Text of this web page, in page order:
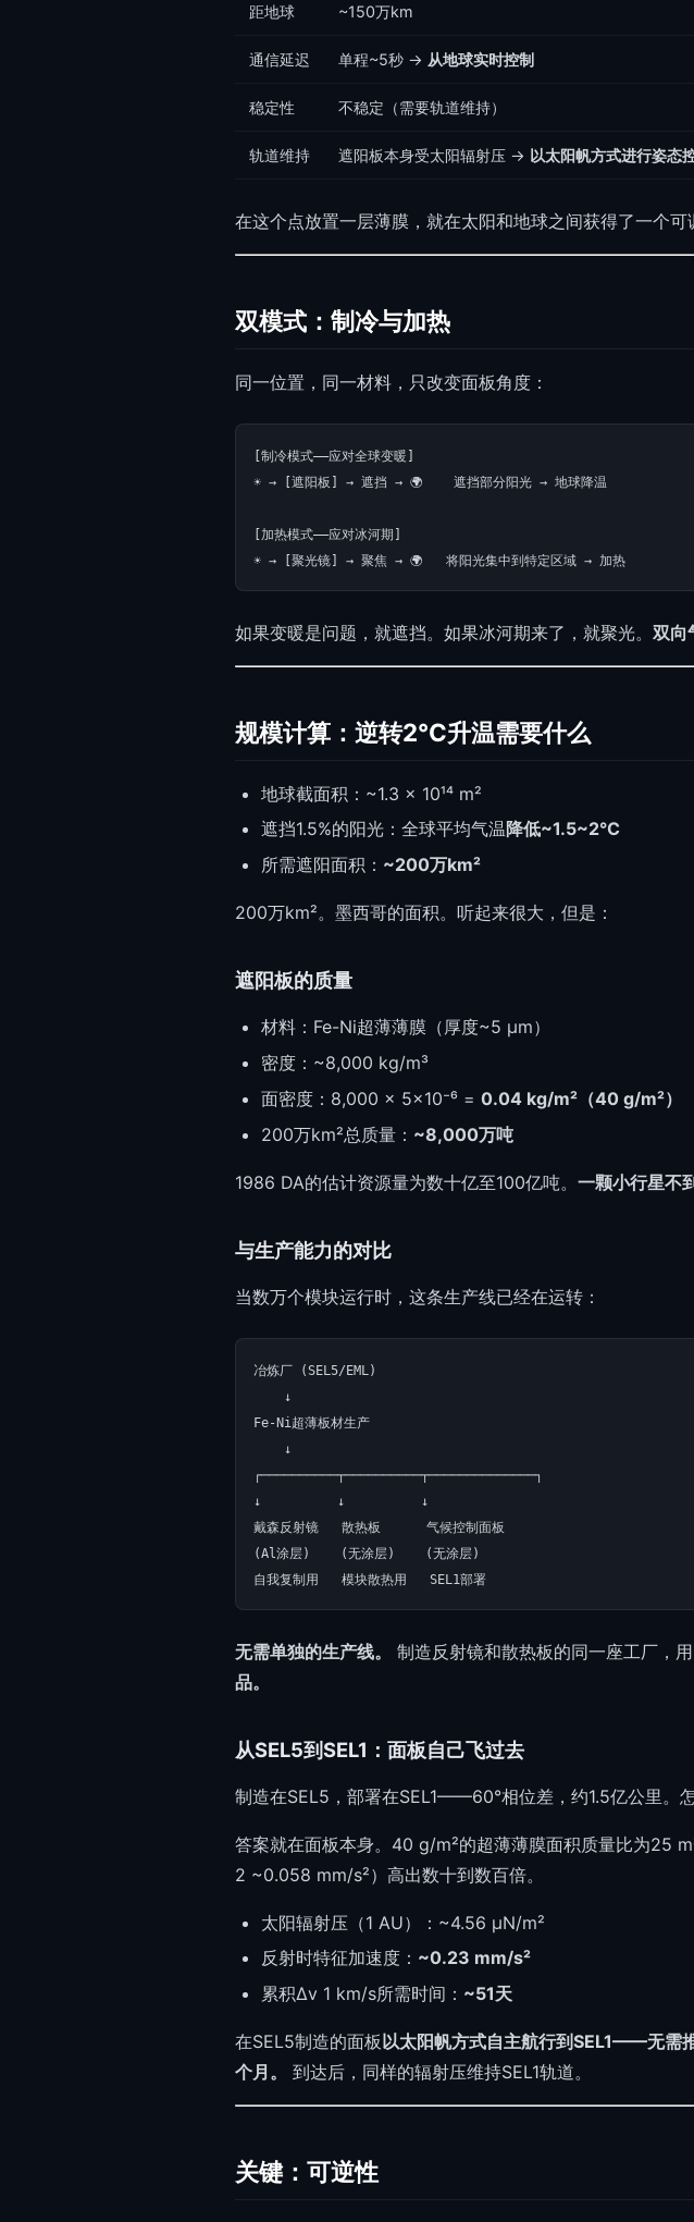
距地球 ~150万km
通信延迟 单程~5秒 → 从地球实时控制
稳定性 不稳定（需要轨道维持）
轨道维持 遮阳板本身受太阳辐射压 → 以太阳帆方式进行姿态
在这个点放置一层薄膜，就在太阳和地球之间获得了一个可
双模式：制冷与加热
同一位置，同一材料，只改变面板角度：
[制冷模式——应对全球变暖]
☀️ → [遮阳板] → 遮挡 → 🌍    遮挡部分阳光 → 地球降温
[加热模式——应对冰河期]
如果变暖是问题，就遮挡。如果冰河期来了，就聚光。 双向
规模计算：逆转2°C升温需要什么
地球截面积：~1.3 × 10¹⁴ m²
遮挡1.5%的阳光：全球平均气温降低~1.5~2°C
所需遮阳面积： ~200万km²
200万km²。墨西哥的面积。听起来很大，但是：
遮阳板的质量
材料：Fe-Ni超薄薄膜（厚度~5 μm）
密度：~8,000 kg/m³
面密度：8,000 × 5×10⁻⁶ = 0.04 kg/m²（40 g/m²）
200万km²总质量： ~8,000万吨
1986 DA的估计资源量为数十亿至100亿吨。 一颗小行星不
与生产能力的对比
当数万个模块运行时，这条生产线已经在运转：
冶炼厂 (SEL5/EML)
    ↓
Fe-Ni超薄板材生产
    ↓
┌──────────┬──────────┬──────────────┐
↓          ↓          ↓
戴森反射镜   散热板      气候控制面板
(Al涂层)    (无涂层)    (无涂层)
无需单独的生产线。 制造反射镜和散热板的同一座工厂，
品。
从SEL5到SEL1：面板自己飞过去
制造在SEL5，部署在SEL1——60°相位差，约1.5亿公里。
答案就在面板本身。40 g/m²的超薄薄膜面积质量比为25
2 ~0.058 mm/s²）高出数十到数百倍。
太阳辐射压（1 AU）：~4.56 μN/m²
反射时特征加速度： ~0.23 mm/s²
累积Δv 1 km/s所需时间： ~51天
在SEL5制造的面板以太阳帆方式自主航行到SEL1——无需推
个月。
到达后，同样的辐射压维持SEL1轨道。
关键：可逆性